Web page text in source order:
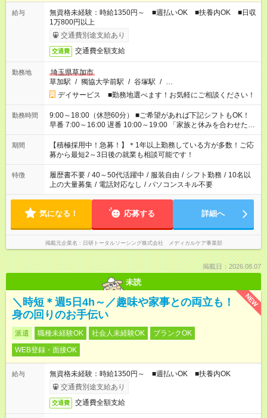
給与
無資格未経験：時給1350円～ ■週払いOK ■扶養内OK ■日収
1万800円以上
交通費別途支給あり
交通費 交通費全額支給
勤務地
埼玉県草加市
草加駅 / 獨協大学前駅 / 谷塚駅 / …
デイサービス ■勤務地選べます！お気軽にご相談ください！
勤務時間
9:00～18:00（休憩60分） ■ご希望があれば下記シフトもOK！
早番 7:00～16:00 遅番 10:00～19:00 「家族と休みを合わせた
い」 「余裕を持って夕飯の準備がしたい」 「できれば残業はし
たくない」 など、ご希望を教えてくださいね。 ※Wワーク希望
の方へ 今ご覧のお仕事で希望する勤務時間と、もう1つのお仕事
の勤務時間。 合計で週40時間を超える場合は応募できません。
期間
【積極採用中！急募！】＊1年以上勤務している方が多数！ご応
募から最短2～3日後の就業も相談可能です！
特徴 履歴書不要 / 40～50代活躍中 / 服装自由 / シフト勤務 / 10名以
上の大量募集 / 電話対応なし / パソコンスキル不要
気になる！ 応募する 詳細へ
掲載元企業名 日研トータルソーシング株式会社 メディカルケア事業部
掲載日：2026.08.07
未読
NEW
＼時短＊週5日4h～／趣味や家事との両立も！
身の回りのお手伝い
派遣 職種未経験OK 社会人未経験OK
ブランクOK
WEB登録・面接OK
給与
無資格未経験：時給1350円～ ■週払いOK ■扶養内OK
交通費別途支給あり
交通費 交通費全額支給